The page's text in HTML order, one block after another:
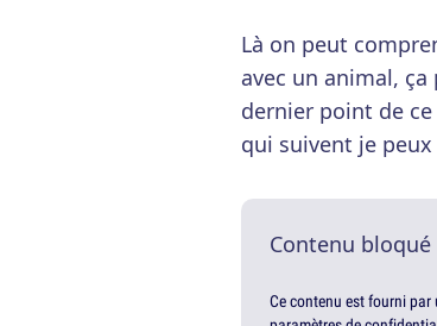
Là on peut
avec un animal,
dernier point de
qui suivent je
Contenu
Ce contenu est fourni par